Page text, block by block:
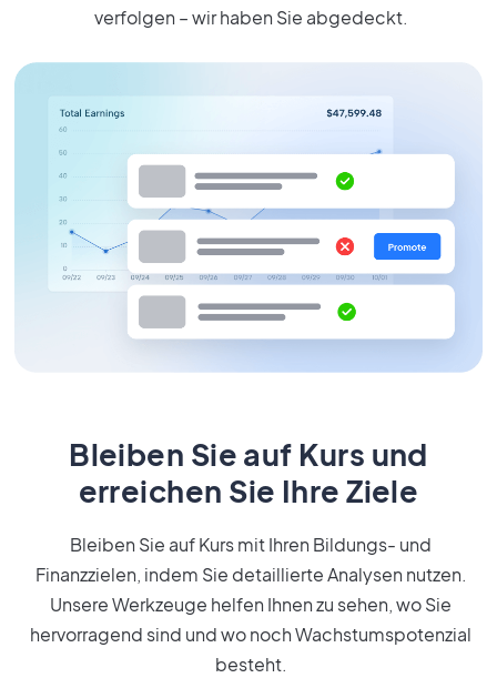
verfolgen – wir haben Sie abgedeckt.
Bleiben Sie auf Kurs und
erreichen Sie Ihre Ziele
Bleiben Sie auf Kurs mit Ihren Bildungs- und
Finanzzielen, indem Sie detaillierte Analysen nutzen.
Unsere Werkzeuge helfen Ihnen zu sehen, wo Sie
hervorragend sind und wo noch Wachstumspotenzial
besteht.